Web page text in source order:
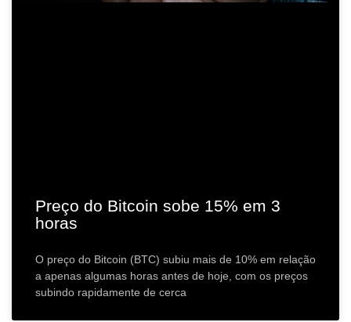
Preço do Bitcoin sobe 15% em 3
horas
O preço do Bitcoin (BTC) subiu mais de 10% em relação
a apenas algumas horas antes de hoje, com os preços
subindo rapidamente de cerca